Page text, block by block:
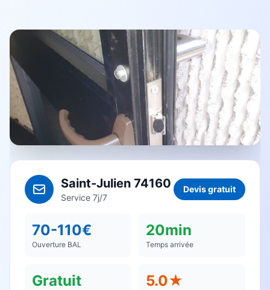
Saint-Julien 74160
Service 7j/7
Devis gratuit
70-110€
Ouverture BAL
20min
Temps arrivée
Gratuit 5.0★